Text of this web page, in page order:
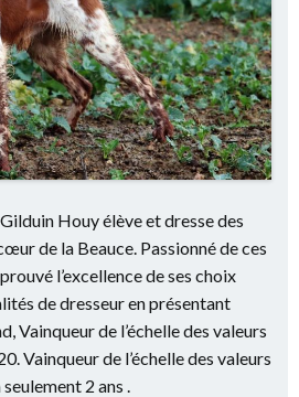
Houy élève et dresse des
de la Beauce. Passionné de ces
l’excellence de ses choix
de dresseur en présentant
Vainqueur de l’échelle des valeurs
Vainqueur de l’échelle des valeurs
2 ans .